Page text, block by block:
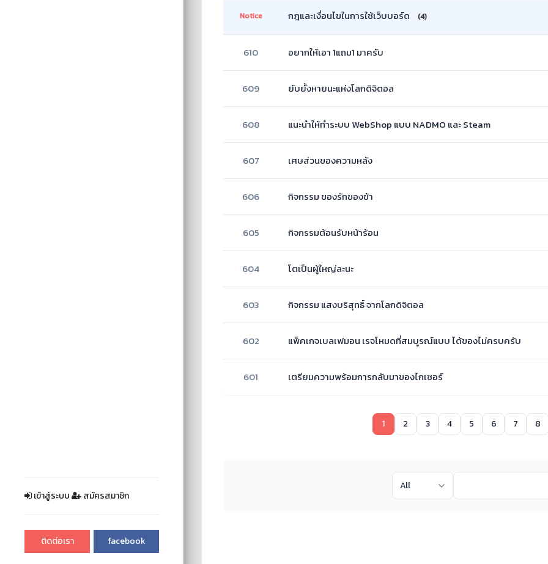
เข้าสู่ระบบ สมัครสมาชิก
ติดต่อเรา facebook
Notice กฎและเงื่อนไขในการใช้เว็บบอร์ด (4)
610 อยากให้เอา 1แถม1 มาครับ
609 ยับยั้งหายนะแห่งโลกดิจิตอล
608 แนะนำให้ทำระบบ WebShop แบบ NADMO และ Steam
607 เศษส่วนของความหลัง
606 กิจกรรม ของรักของข้า
605 กิจกรรมต้อนรับหน้าร้อน
604 โตเป็นผู้ใหญ่ละนะ
603 กิจกรรม แสงบริสุทธิ์ จากโลกดิจิตอล
602 แพ็คเกจเบลเฟมอน เรจโหมดที่สมบูรณ์แบบ ได้ของไม่ครบครับ
601 เตรียมความพร้อมการกลับมาของไกเซอร์
1 2 3 4 5 6 7 8